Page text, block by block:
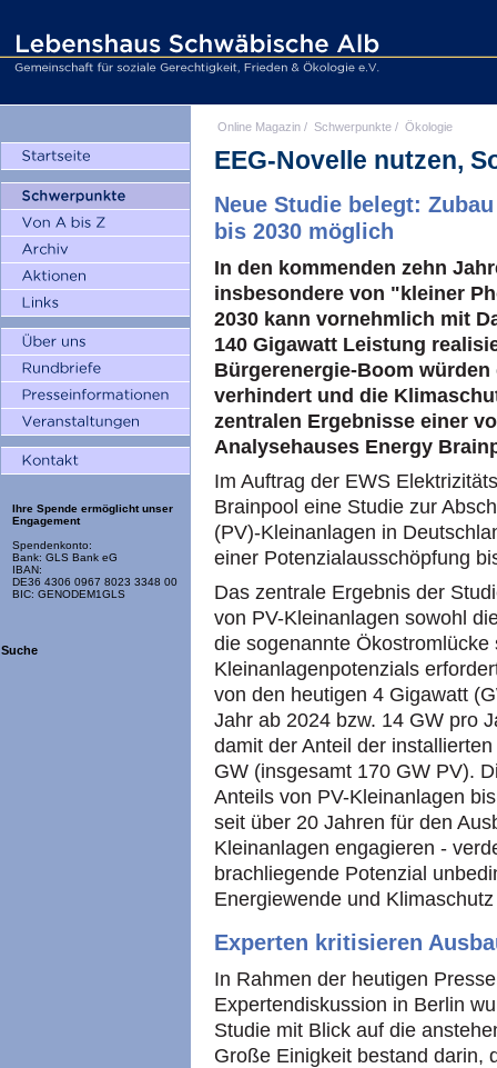
Ihre Spende ermöglicht unser
Engagement
Spendenkonto:
Bank: GLS Bank eG
IBAN:
DE36 4306 0967 8023 3348 00
BIC: GENODEM1GLS
Suche
Online Magazin / Schwerpunkte / Ökologie
EEG-Novelle nutzen,
Neue Studie belegt:
bis 2030 möglich
In den kommenden zehn
insbesondere von "kleiner
2030 kann vornehmlich mit
140 Gigawatt Leistung
Bürgerenergie-Boom
verhindert und die
zentralen Ergebnisse einer
Analysehauses Energy
Im Auftrag der EWS
Brainpool eine Studie zur
(PV)-Kleinanlagen in
einer Potenzialausschöpfung
Das zentrale Ergebnis der
von PV-Kleinanlagen sowohl
die sogenannte
Kleinanlagenpotenzials
von den heutigen 4 Gigawatt
Jahr ab 2024 bzw. 14 GW pro
damit der Anteil der
GW (insgesamt 170 GW PV).
Anteils von PV-Kleinanlagen
seit über 20 Jahren für den
Kleinanlagen engagieren -
brachliegende Potenzial
Energiewende und
Experten kritisieren
In Rahmen der heutigen
Expertendiskussion in Berlin
Studie mit Blick auf die
Große Einigkeit bestand darin,